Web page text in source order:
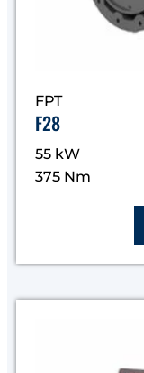
FPT
F28
55 kW
375 Nm